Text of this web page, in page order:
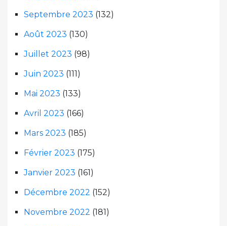
Septembre 2023 (132)
Août 2023 (130)
Juillet 2023 (98)
Juin 2023 (111)
Mai 2023 (133)
Avril 2023 (166)
Mars 2023 (185)
Février 2023 (175)
Janvier 2023 (161)
Décembre 2022 (152)
Novembre 2022 (181)